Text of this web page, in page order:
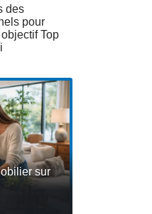
des
pour
Top
sur